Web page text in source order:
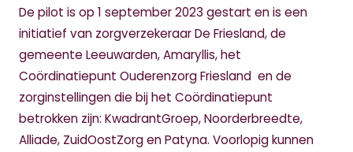
De pilot is op 1 september 2023 gestart en is een
initiatief van zorgverzekeraar De Friesland, de
gemeente Leeuwarden, Amaryllis, het
Coördinatiepunt Ouderenzorg Friesland en de
zorginstellingen die bij het Coördinatiepunt
betrokken zijn: KwadrantGroep, Noorderbreedte,
Alliade, ZuidOostZorg en Patyna. Voorlopig kunnen